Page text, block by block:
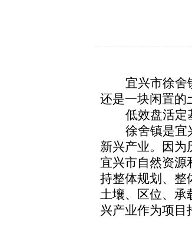
宜兴市徐舍
还是一块闲置的
低效盘活定
徐舍镇是宜
新兴产业。因为
宜兴市自然资源
持整体规划、整
土壤、区位、承
兴产业作为项目